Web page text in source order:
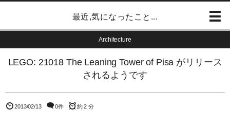
最近,気になったこと...
Architecture
LEGO: 21018 The Leaning Tower of Pisa がリリース
されるようです
2013/02/13 0件 約 2 分